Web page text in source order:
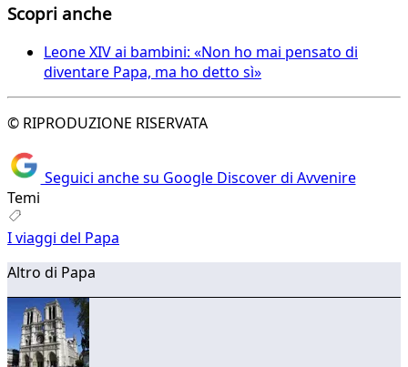
Scopri anche
Leone XIV ai bambini: «Non ho mai pensato di
diventare Papa, ma ho detto sì»
© RIPRODUZIONE RISERVATA
Seguici anche su Google Discover di Avvenire
Temi
I viaggi del Papa
Altro di Papa